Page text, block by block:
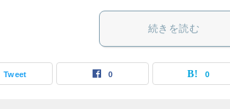
続きを読む
Tweet 0 0